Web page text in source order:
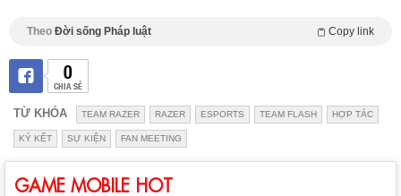
Theo Đời sống Pháp luật Copy link
0
CHIA SẺ
TỪ KHÓA TEAM RAZER RAZER ESPORTS TEAM FLASH HỢP TÁC
KÝ KẾT SỰ KIỆN FAN MEETING
GAME MOBILE HOT